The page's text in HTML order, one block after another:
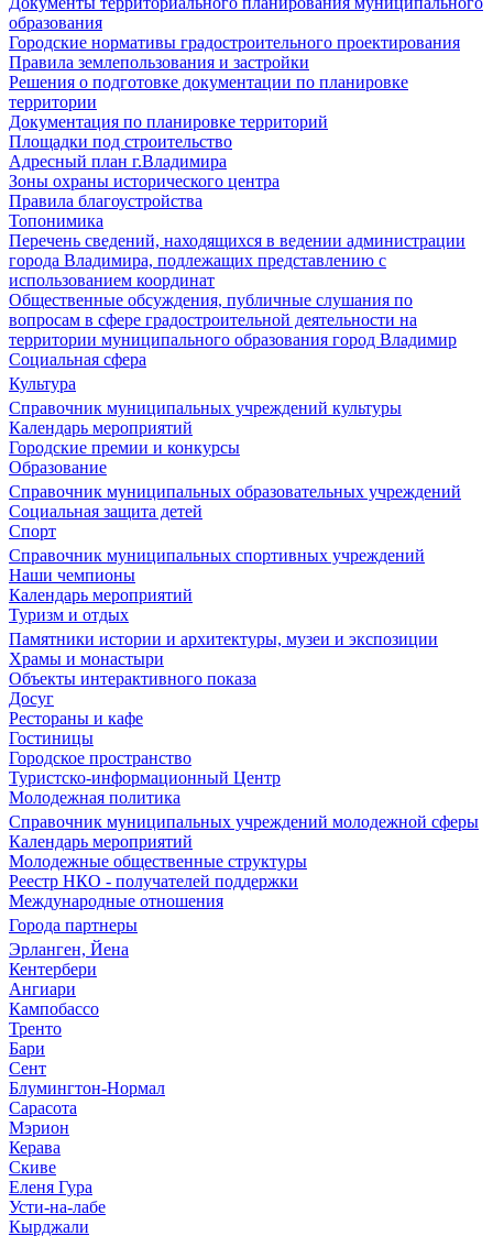
образования
Городские нормативы градостроительного проектирования
Правила землепользования и застройки
Решения о подготовке документации по планировке
территории
Документация по планировке территорий
Площадки под строительство
Адресный план г.Владимира
Зоны охраны исторического центра
Правила благоустройства
Топонимика
Перечень сведений, находящихся в ведении администрации
города Владимира, подлежащих представлению с
использованием координат
Общественные обсуждения, публичные слушания по
вопросам в сфере градостроительной деятельности на
территории муниципального образования город Владимир
Социальная сфера
Культура
Справочник муниципальных учреждений культуры
Календарь мероприятий
Городские премии и конкурсы
Образование
Справочник муниципальных образовательных учреждений
Социальная защита детей
Спорт
Справочник муниципальных спортивных учреждений
Наши чемпионы
Календарь мероприятий
Туризм и отдых
Памятники истории и архитектуры, музеи и экспозиции
Храмы и монастыри
Объекты интерактивного показа
Досуг
Рестораны и кафе
Гостиницы
Городское пространство
Туристско-информационный Центр
Молодежная политика
Справочник муниципальных учреждений молодежной сферы
Календарь мероприятий
Молодежные общественные структуры
Реестр НКО - получателей поддержки
Международные отношения
Города партнеры
Эрланген, Йена
Кентербери
Ангиари
Кампобассо
Тренто
Бари
Сент
Блумингтон-Нормал
Сарасота
Мэрион
Керава
Скиве
Еленя Гура
Усти-на-лабе
Кырджали